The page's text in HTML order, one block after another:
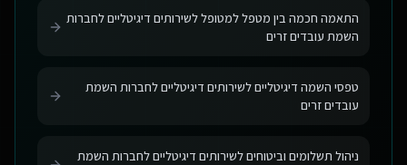
התאמה חכמה בין מטפל למטופל לשירותים דיגיטליים לחברות
השמת עובדים זרים
טפסי השמה דיגיטליים לשירותים דיגיטליים לחברות השמת
עובדים זרים
ניהול תשלומים וביטוחים לשירותים דיגיטליים לחברות השמת